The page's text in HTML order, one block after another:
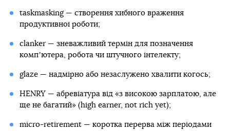
taskmasking — створення хибного враження
продуктивної роботи;
clanker — зневажливий термін для позначення
компʼютера, робота чи штучного інтелекту;
glaze — надмірно або незаслужено хвалити когось;
HENRY — абревіатура від «з високою зарплатою, але
ще не багатий» (high earner, not rich yet);
micro-retirement — коротка перерва між періодами